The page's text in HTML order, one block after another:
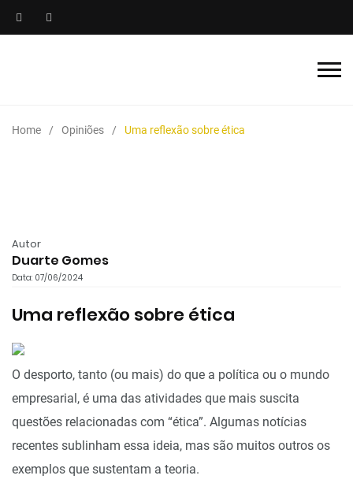
Home Opiniões Uma reflexão sobre ética
Autor
Duarte Gomes
Data: 07/06/2024
Uma reflexão sobre ética
O desporto, tanto (ou mais) do que a política ou o mundo
empresarial, é uma das atividades que mais suscita
questões relacionadas com “ética”. Algumas notícias
recentes sublinham essa ideia, mas são muitos outros os
exemplos que sustentam a teoria.